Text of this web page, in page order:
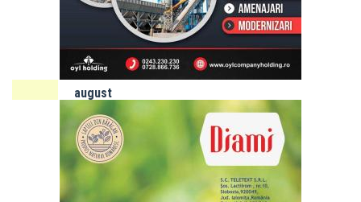
programate
electrică
10 - 14
august
2026
SLOBOZIA:
Program